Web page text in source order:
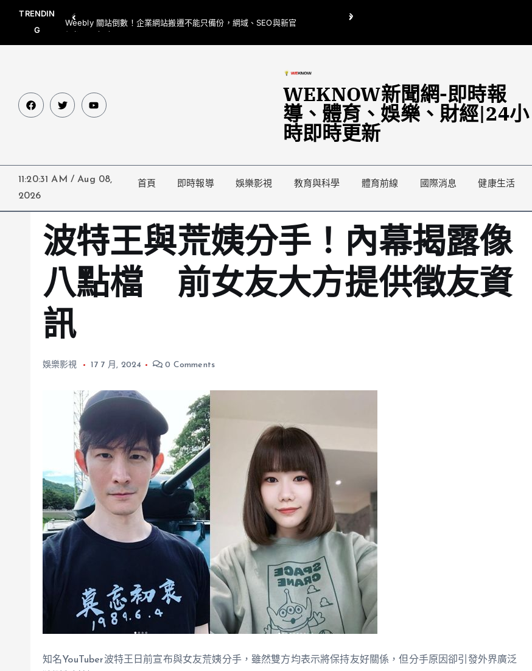
TRENDIN
G
Weebly 關站倒數！企業網站搬遷不能只備份，網域、SEO與新官
網都要一起處理
翁曉玲喊刪陸委會1295萬媒宣費惹議 梁文傑回「只能靠嘴巴」
WEKNOW新聞網-即時報
導、體育、娛樂、財經|24小
時即時更新
11:20:32 AM / Aug 08,
2026
首頁 即時報導 娛樂影視 教育與科學 體育前線 國際消息 健康生活
波特王與荒姨分手！內幕揭露像
八點檔 前女友大方提供徵友資
訊
娛樂影視 17 7 月, 2024 0 Comments
知名YouTuber波特王日前宣布與女友荒姨分手，雖然雙方均表示將保持友好關係，但分手原因卻引發外界廣泛